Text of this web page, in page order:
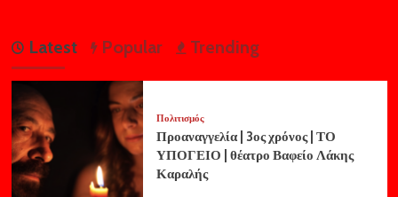
Latest Popular Trending
Πολιτισμός
Προαναγγελία | 3ος χρόνος | ΤΟ
ΥΠΟΓΕΙΟ | θέατρο Βαφείο Λάκης
Καραλής